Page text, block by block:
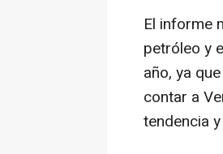
El informe
petróleo y
año, ya
contar a
tendencia